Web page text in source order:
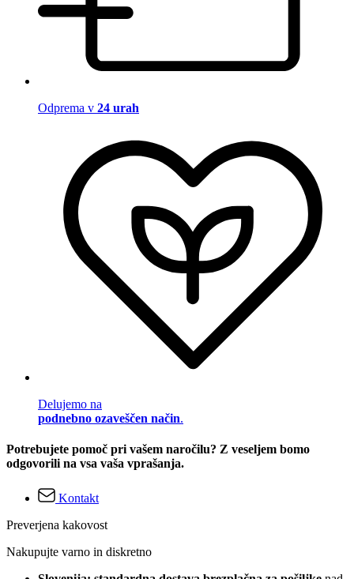
Odprema v 24 urah
Delujemo na
podnebno ozaveščen način.
Potrebujete pomoč pri vašem naročilu? Z veseljem bomo
odgovorili na vsa vaša vprašanja.
Kontakt
Preverjena kakovost
Nakupujte varno in diskretno